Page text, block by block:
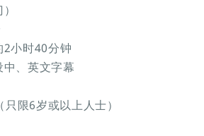
2小时40分钟
、英文字幕
限6岁或以上人士）